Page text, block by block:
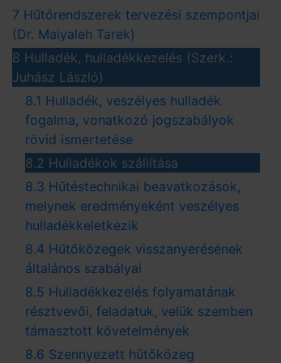
7 Hűtőrendszerek tervezési szempontjai
(Dr. Maiyaleh Tarek)
8 Hulladék, hulladékkezelés (Szerk.:
Juhász László)
8.1 Hulladék, veszélyes hulladék
fogalma, vonatkozó jogszabályok
rövid ismertetése
8.2 Hulladékok szállítása
8.3 Hűtéstechnikai beavatkozások,
melynek eredményeként veszélyes
hulladékkeletkezik
8.4 Hűtőközegek visszanyerésének
általános szabályai
8.5 Hulladékkezelés folyamatának
résztvevői, feladatuk, velük szemben
támasztott követelmények
8.6 Szennyezett hűtőközeg